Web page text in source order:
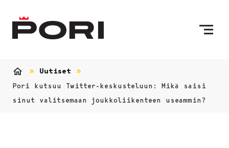
Uutiset
Pori kutsuu Twitter-keskusteluun: Mikä saisi
sinut valitsemaan joukkoliikenteen useammin?